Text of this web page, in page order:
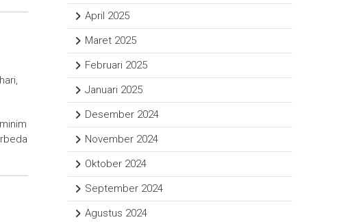
April 2025
Maret 2025
Februari 2025
Januari 2025
Desember 2024
November 2024
Oktober 2024
September 2024
Agustus 2024